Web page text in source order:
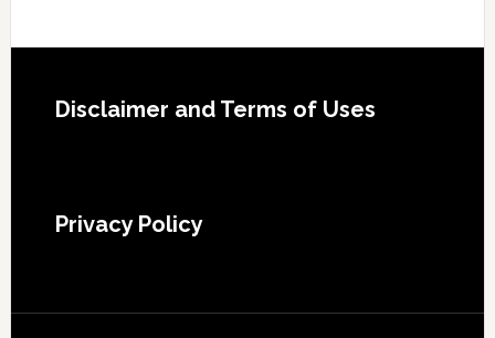
Footer
Disclaimer and Terms of Uses
Privacy Policy